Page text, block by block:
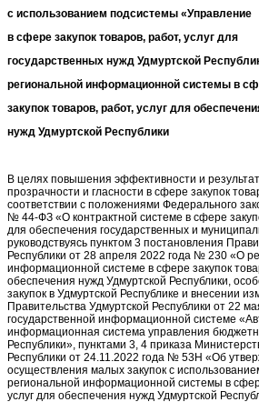
с использованием подсистемы «Управление
в сфере закупок товаров, работ, услуг для
государственных нужд Удмуртской
региональной информационной системы в
закупок товаров, работ, услуг для
нужд Удмуртской Республики
В целях повышения эффективности и
прозрачности и гласности в сфере закупок
соответствии с положениями Федерального
№ 44-ФЗ «О контрактной системе в сфере
для обеспечения государственных и
руководствуясь пунктом 3 постановления
Республики от 28 апреля 2022 года № 230 «О
информационной системе в сфере закупок
обеспечения нужд Удмуртской Республики,
закупок в Удмуртской Республике и внесении
Правительства Удмуртской Республики от 22
государственной информационной системе
информационная система управления
Республики», пунктами 3, 4 приказа
Республики от 24.11.2022 года № 53Н «Об
осуществления малых закупок с
региональной информационной системы в
услуг для обеспечения нужд Удмуртской